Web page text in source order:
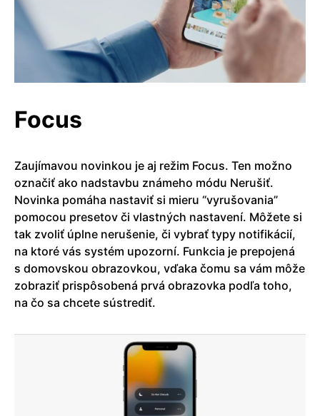
Focus
Zaujímavou novinkou je aj režim Focus. Ten možno
označiť ako nadstavbu známeho módu Nerušiť.
Novinka pomáha nastaviť si mieru “vyrušovania”
pomocou presetov či vlastných nastavení. Môžete si
tak zvoliť úplne nerušenie, či vybrať typy notifikácií,
na ktoré vás systém upozorní. Funkcia je prepojená
s domovskou obrazovkou, vďaka čomu sa vám môže
zobraziť prispôsobená prvá obrazovka podľa toho,
na čo sa chcete sústrediť.